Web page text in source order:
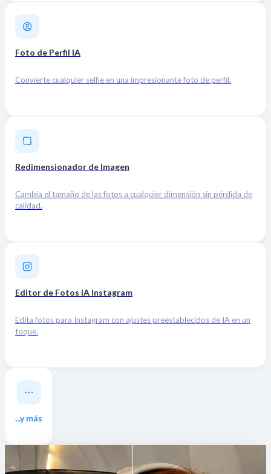
Foto de Perfil IA
Convierte cualquier selfie en una impresionante foto de perfil.
Redimensionador de Imagen
Cambia el tamaño de las fotos a cualquier dimensión sin pérdida de
calidad.
Editor de Fotos IA Instagram
Edita fotos para Instagram con ajustes preestablecidos de IA en un
toque.
...y más